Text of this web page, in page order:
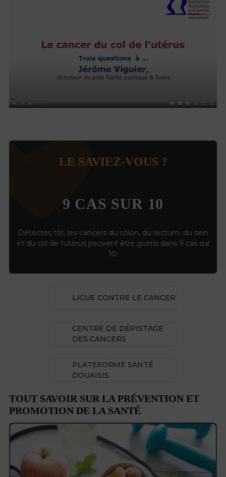
LE SAVIEZ-VOUS ?
9 CAS SUR 10
Détectés tôt, les cancers du côlon, du rectum, du sein
et du col de l’utérus peuvent être guéris dans 9 cas sur
10.
LIGUE CONTRE LE CANCER
CENTRE DE DÉPISTAGE
DES CANCERS
PLATEFORME SANTÉ
DOUAISIS
TOUT SAVOIR SUR LA PRÉVENTION ET
PROMOTION DE LA SANTÉ